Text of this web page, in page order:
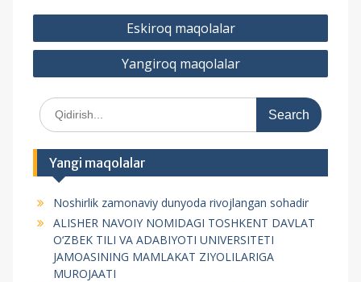
M
a
r
Eskiroq maqolalar
Yangiroq maqolalar
S
e
c
f
o
Yangi maqolalar
Noshirlik zamonaviy dunyoda rivojlangan sohadir
ALISHER NAVOIY NOMIDAGI TOSHKENT DAVLAT
O‘ZBEK TILI VA ADABIYOTI UNIVERSITETI
JAMOASINING MAMLAKAT ZIYOLILARIGA
MUROJAATI